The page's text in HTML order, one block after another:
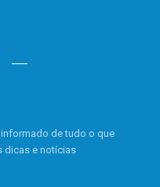
de tudo o que
dicas e notícias